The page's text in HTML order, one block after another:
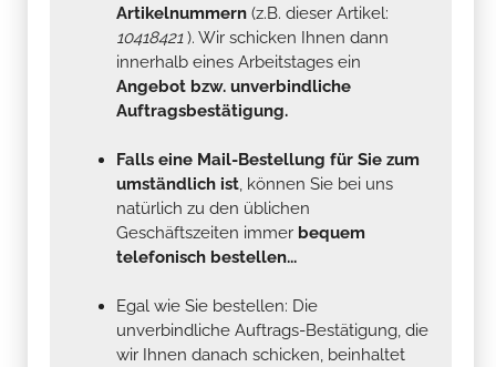
Artikelnummern (z.B. dieser Artikel:
10418421). Wir schicken Ihnen dann
innerhalb eines Arbeitstages ein
Angebot bzw. unverbindliche
Auftragsbestätigung.
Falls eine Mail-Bestellung für Sie zum
umständlich ist, können Sie bei uns
natürlich zu den üblichen
Geschäftszeiten immer bequem
telefonisch bestellen...
Egal wie Sie bestellen: Die
unverbindliche Auftrags-Bestätigung, die
wir Ihnen danach schicken, beinhaltet